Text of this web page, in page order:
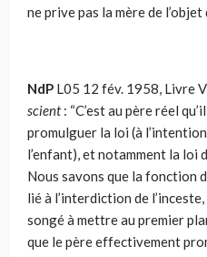
ne prive pas la mère de l’objet
NdP L05 12 fév. 1958, Livre
scient: “C’est au père réel
promulguer la loi (à
l’enfant), et notamment la loi
Nous savons que la fonction
lié à l’inter­diction de l’inceste,
songé à mettre au premier
que le père effectivement